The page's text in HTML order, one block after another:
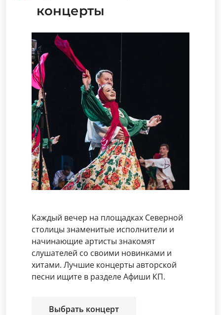
концерты
Каждый вечер на площадках Северной
столицы знаменитые исполнители и
начинающие артисты знакомят
слушателей со своими новинками и
хитами. Лучшие концерты авторской
песни ищите в разделе Афиши КП.
Выбрать концерт